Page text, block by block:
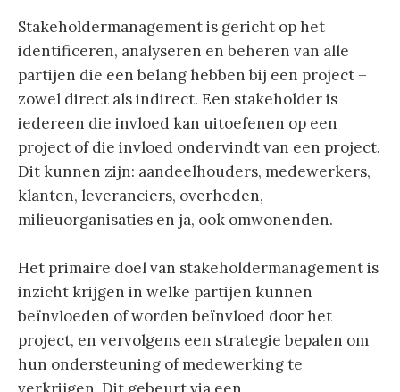
Stakeholdermanagement is gericht op het
identificeren, analyseren en beheren van alle
partijen die een belang hebben bij een project –
zowel direct als indirect. Een stakeholder is
iedereen die invloed kan uitoefenen op een
project of die invloed ondervindt van een project.
Dit kunnen zijn: aandeelhouders, medewerkers,
klanten, leveranciers, overheden,
milieuorganisaties en ja, ook omwonenden.
Het primaire doel van stakeholdermanagement is
inzicht krijgen in welke partijen kunnen
beïnvloeden of worden beïnvloed door het
project, en vervolgens een strategie bepalen om
hun ondersteuning of medewerking te